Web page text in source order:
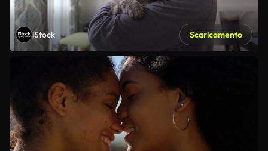
iStock Scaricamento